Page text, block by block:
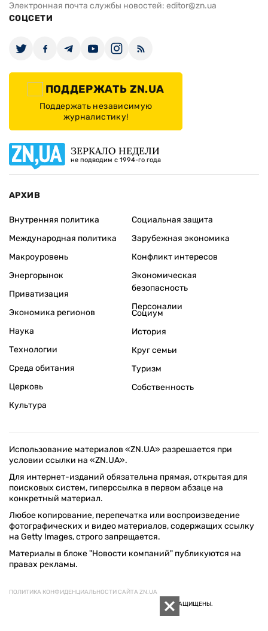
Электронная почта службы новостей: editor@zn.ua
СОЦСЕТИ
ПОДДЕРЖАТЬ ZN.UA
Поддержать независимую
журналистику!
ЗЕРКАЛО НЕДЕЛИ
не подводим с 1994-го года
АРХИВ
Внутренняя политика
Международная политика
Макроуровень
Энергорынок
Приватизация
Экономика регионов
Социальная защита
Зарубежная экономика
Конфликт интересов
Экономическая
безопасность
Персоналии
Наука
Технологии
Среда обитания
Церковь
Культура
Социум
История
Круг семьи
Туризм
Собственность
Использование материалов «ZN.UA» разрешается при
условии ссылки на «ZN.UA».
Для интернет-изданий обязательна прямая, открытая для
поисковых систем, гиперссылка в первом абзаце на
конкретный материал.
Любое копирование, перепечатка или воспроизведение
фотографических и видео материалов, содержащих ссылку
на Getty Images, строго запрещается.
Материалы в блоке "Новости компаний" публикуются на
правах рекламы.
ПОЛИТИКА КОНФИДЕНЦИАЛЬНОСТИ САЙТА ZN.UA
© 1994–2026 «ЗЕРКАЛО НЕДЕЛИ. УКРАИНА». ВСЕ ПРАВА ЗАЩИЩЕНЫ.